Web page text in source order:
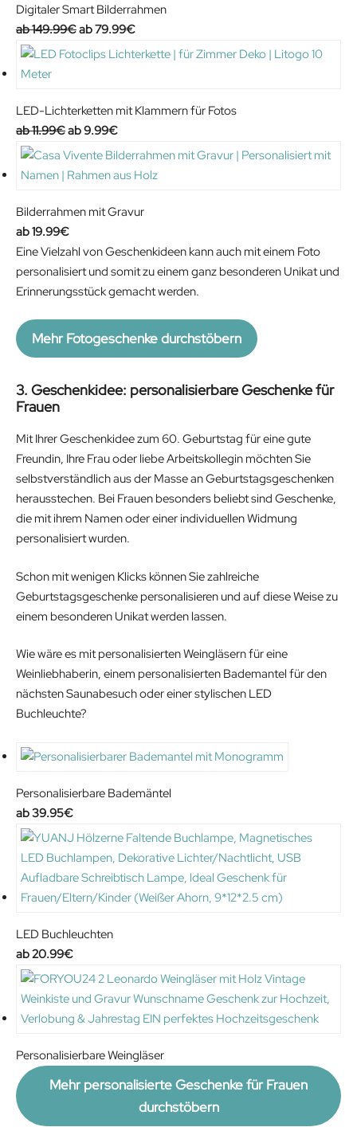
Digitaler Smart Bilderrahmen
149.99€O
r
i
n
r
c
e
w
:
4
9
9
€
.
79.99€C
u
e
p
i
e
i
s
9
9
.
LED-Lichterketten mit Klammern für Fotos
11.99€O
r
i
i
n
a
l
p
c
w
1
1
.
9
9
9.99€C
u
r
e
t
p
r
e
s
.
9
9
€
.
Bilderrahmen mit Gravur
19.99€
Eine Vielzahl von Geschenkideen kann auch mit einem Foto
personalisiert und somit zu einem ganz besonderen Unikat und
Erinnerungsstück gemacht werden.
Mehr Fotogeschenke durchstöbern
3. Geschenkidee: personalisierbare Geschenke für
Frauen
Mit Ihrer Geschenkidee zum 60. Geburtstag für eine gute
Freundin, Ihre Frau oder liebe Arbeitskollegin möchten Sie
selbstverständlich aus der Masse an Geburtstagsgeschenken
herausstechen. Bei Frauen besonders beliebt sind Geschenke,
die mit ihrem Namen oder einer individuellen Widmung
personalisiert wurden.
Schon mit wenigen Klicks können Sie zahlreiche
Geburtstagsgeschenke personalisieren und auf diese Weise zu
einem besonderen Unikat werden lassen.
Wie wäre es mit personalisierten Weingläsern für eine
Weinliebhaberin, einem personalisierten Bademantel für den
nächsten Saunabesuch oder einer stylischen LED
Buchleuchte?
Personalisierbare Bademäntel
39.95€
LED Buchleuchten
20.99€
Personalisierbare Weingläser
Mehr personalisierte Geschenke für Frauen
durchstöbern